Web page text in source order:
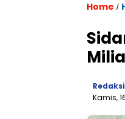
Home /
Redaksi
Kamis,